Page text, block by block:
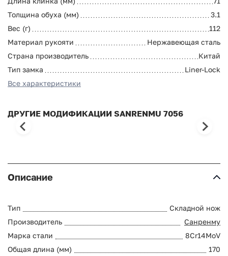
Толщина обуха (мм)
3.1
Вес (г)
112
Материал рукояти
Нержавеющая сталь
Страна производитель
Китай
Тип замка
Liner-Lock
Все характеристики
ДРУГИЕ МОДИФИКАЦИИ SANRENMU 7056
Описание
Тип
Складной нож
Производитель
Санренму
Марка стали
8Cr14MoV
Общая длина (мм)
170